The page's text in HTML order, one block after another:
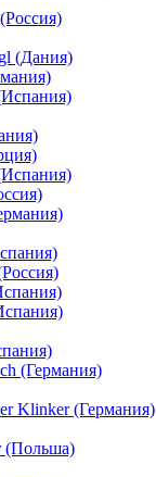
(Дания)
(Германия)
Klinker (Германия)
(Польша)